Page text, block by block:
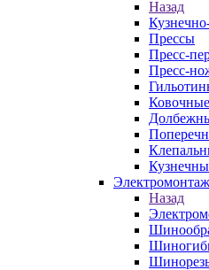
Назад
Прессы
Пресс-
Пресс-
Назад